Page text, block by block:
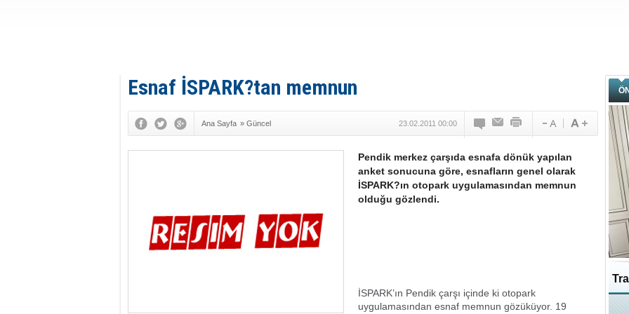
Esnaf İSPARK?tan memnun
Ana Sayfa » Güncel 23.02.2011 00:00
Pendik merkez çarşıda esnafa dönük yapılan
anket sonucuna göre, esnafların genel olarak
İSPARK?ın otopark uygulamasından memnun
olduğu gözlendi.
İSPARK’ın Pendik çarşı içinde ki otopark
uygulamasından esnaf memnun gözüküyor. 19